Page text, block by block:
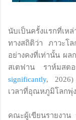
นับเป็นครั้งแรกที่เห
ทางสถิติว่า ภาวะโล
อย่างคงที่เท่านั้น ผ
สเตฟาน ราห์มส
significantly, 2026)
เวลาที่อุณหภูมิโลกพุ่
คณะผู้เขียนรายงาน